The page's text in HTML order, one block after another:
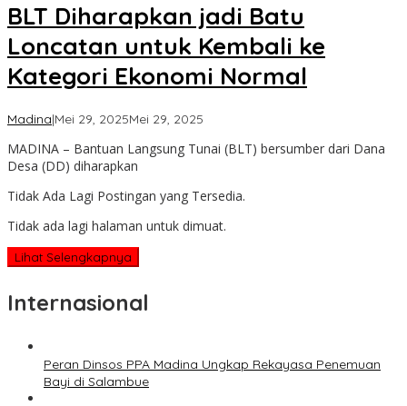
BLT Diharapkan jadi Batu
Loncatan untuk Kembali ke
Kategori Ekonomi Normal
Madina|Mei 29, 2025Mei 29, 2025
MADINA – Bantuan Langsung Tunai (BLT) bersumber dari Dana
Desa (DD) diharapkan
Tidak Ada Lagi Postingan yang Tersedia.
Tidak ada lagi halaman untuk dimuat.
Lihat Selengkapnya
Internasional
Peran Dinsos PPA Madina Ungkap Rekayasa Penemuan
Bayi di Salambue